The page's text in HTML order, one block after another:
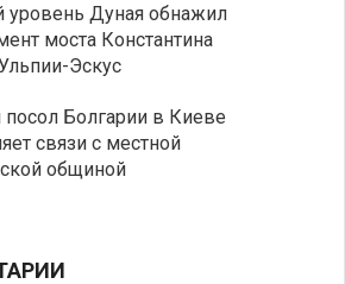
уровень Дуная обнажил
моста Константина
Эскус
Болгарии в Киеве
связи с местной
общиной